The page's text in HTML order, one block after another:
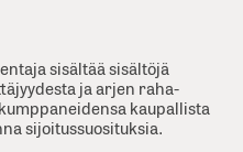
sisältää sisältöjä
ja arjen raha-
kaupallista
sijoitussuosituksia.